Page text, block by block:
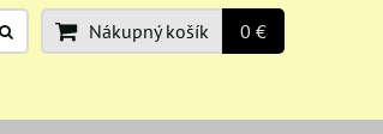
Nákupný košík 0 €